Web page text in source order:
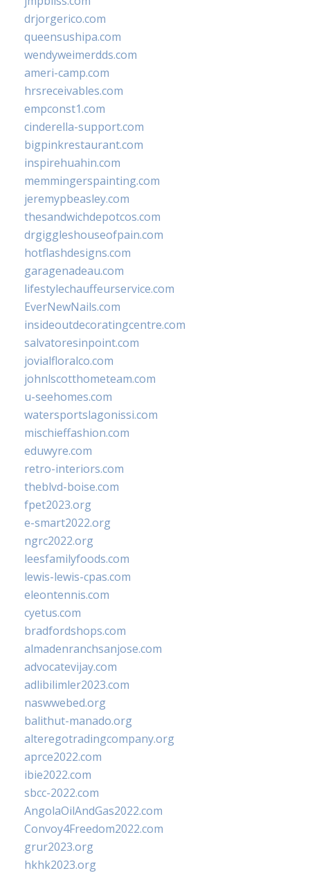
drjorgerico.com
queensushipa.com
wendyweimerdds.com
ameri-camp.com
hrsreceivables.com
empconst1.com
cinderella-support.com
bigpinkrestaurant.com
inspirehuahin.com
memmingerspainting.com
jeremypbeasley.com
thesandwichdepotcos.com
drgiggleshouseofpain.com
hotflashdesigns.com
garagenadeau.com
lifestylechauffeurservice.com
EverNewNails.com
insideoutdecoratingcentre.com
salvatoresinpoint.com
jovialfloralco.com
johnlscotthometeam.com
u-seehomes.com
watersportslagonissi.com
mischieffashion.com
eduwyre.com
retro-interiors.com
theblvd-boise.com
fpet2023.org
e-smart2022.org
ngrc2022.org
leesfamilyfoods.com
lewis-lewis-cpas.com
eleontennis.com
cyetus.com
bradfordshops.com
almadenranchsanjose.com
advocatevijay.com
adlibilimler2023.com
naswwebed.org
balithut-manado.org
alteregotradingcompany.org
aprce2022.com
ibie2022.com
sbcc-2022.com
AngolaOilAndGas2022.com
Convoy4Freedom2022.com
grur2023.org
hkhk2023.org